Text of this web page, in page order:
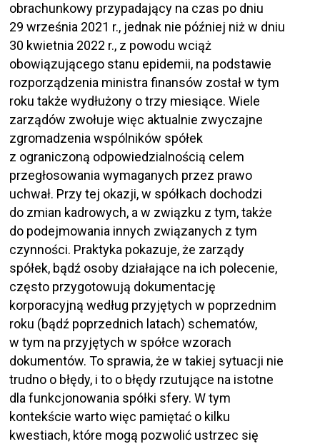
obrachunkowy przypadający na czas po dniu
29 września 2021 r., jednak nie później niż w dniu
30 kwietnia 2022 r., z powodu wciąż
obowiązującego stanu epidemii, na podstawie
rozporządzenia ministra finansów został w tym
roku także wydłużony o trzy miesiące. Wiele
zarządów zwołuje więc aktualnie zwyczajne
zgromadzenia wspólników spółek
z ograniczoną odpowiedzialnością celem
przegłosowania wymaganych przez prawo
uchwał. Przy tej okazji, w spółkach dochodzi
do zmian kadrowych, a w związku z tym, także
do podejmowania innych związanych z tym
czynności. Praktyka pokazuje, że zarządy
spółek, bądź osoby działające na ich polecenie,
często przygotowują dokumentację
korporacyjną według przyjętych w poprzednim
roku (bądź poprzednich latach) schematów,
w tym na przyjętych w spółce wzorach
dokumentów. To sprawia, że w takiej sytuacji nie
trudno o błędy, i to o błędy rzutujące na istotne
dla funkcjonowania spółki sfery. W tym
kontekście warto więc pamiętać o kilku
kwestiach, które mogą pozwolić ustrzec się